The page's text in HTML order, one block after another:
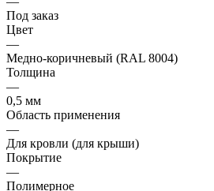
Под заказ
Цвет
—
Медно-коричневый (RAL 8004)
Толщина
—
0,5 мм
Область применения
—
Для кровли (для крыши)
Покрытие
—
Полимерное